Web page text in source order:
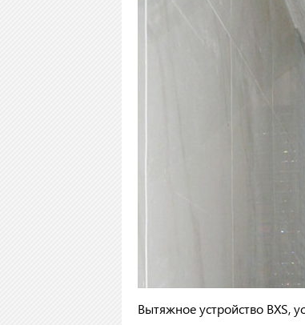
Вытяжное устройство BXS,